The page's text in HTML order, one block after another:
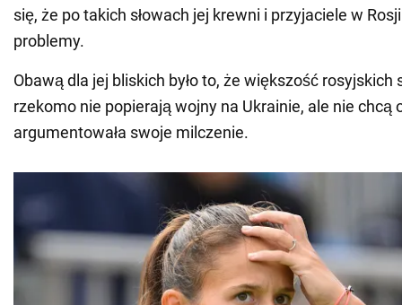
się, że po takich słowach jej krewni i przyjaciele w
problemy.
Obawą dla jej bliskich było to, że większość
rzekomo nie popierają wojny na Ukrainie, ale nie chcą
argumentowała swoje milczenie.